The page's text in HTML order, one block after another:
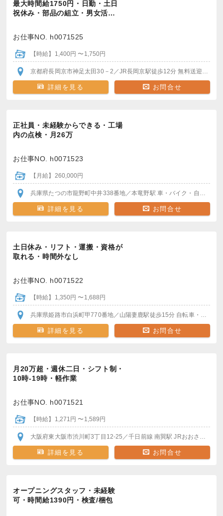
最大時間給1750円・日勤・土日
祝休み・部品の組立・男女活…
お仕事NO. h0071525
【時給】1,400円 〜1,750円
京都府長岡京市神足太田30－2 ／JR長岡京駅徒歩12分 無料送迎バスで5分
詳細を見る お問合せ
正社員・未経験からできる・工場
内の点検・月26万
お仕事NO. h0071523
【月給】260,000円
兵庫県たつの市龍野町中井338番地／本竜野駅 車・バイク・自転車通勤OK
詳細を見る お問合せ
土日休み・リフト・運搬・資格が
取れる・時間外なし
お仕事NO. h0071522
【時給】1,350円 〜1,688円
兵庫県姫路市白浜町甲770番地／山陽妻鹿駅徒歩15分 自転車・バイク通勤可
詳細を見る お問合せ
月20万超・週休二日・シフト制・
10時-19時・軽作業
お仕事NO. h0071521
【時給】1,271円 〜1,589円
大阪府東大阪市渋川町3丁目12-25 ／千日前線 南巽駅 JRおおさか東線 長瀬駅
詳細を見る お問合せ
オープニングスタッフ・未経験
可・時間給1390円・検査/梱包